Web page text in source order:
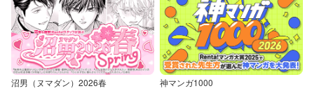
沼男（ヌマダン）2026春 神マンガ1000